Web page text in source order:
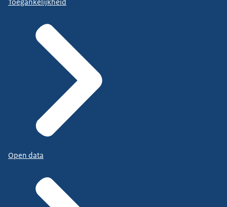
Toegankelijkheid
Open data